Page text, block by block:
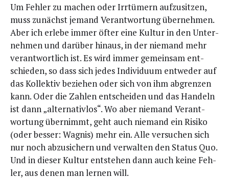
Um Feh­ler zu machen oder Irr­tü­mern auf­zu­sit­zen,
muss zunächst jemand Ver­ant­wor­tung über­neh­men.
Aber ich erle­be immer öfter eine Kul­tur in den Unter­
neh­men und dar­über hin­aus, in der nie­mand mehr
ver­ant­wort­lich ist. Es wird immer gemein­sam ent­
schie­den, so dass sich jedes Indi­vi­du­um ent­we­der auf
das Kol­lek­tiv bezie­hen oder sich von ihm abgren­zen
kann. Oder die Zah­len ent­schei­den und das Han­deln
ist dann „alter­na­tiv­los“. Wo aber nie­mand Ver­ant­
wor­tung über­nimmt, geht auch nie­mand ein Risi­ko
(oder bes­ser: Wag­nis) mehr ein. Alle ver­su­chen sich
nur noch abzu­si­chern und ver­wal­ten den Sta­tus Quo.
Und in die­ser Kul­tur ent­ste­hen dann auch kei­ne Feh­
ler, aus denen man ler­nen will.